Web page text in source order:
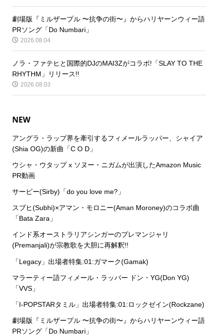
劇場版『ミルザープル 〜抗争の街〜』からハリヤーンウィー語
PRソング「Do Numbari」
2026.08.04
ノラ・ファテヒと国際的DJのMAI3Zがコラボ!「SLAY TO THE
RHYTHM」リリース!!
2026.08.03
NEW
アングラ・ラップ界を牽引するフィメールラッパー、シャイア
(Shia OG)の新曲「C O D」
ウシャ・ウタップ x ソヌー・ニガムが出演したAmazon Music
PR動画
サービー(Sirby)「do you love me?」
スブヒ(Subhi)×アマン・モロニー(Aman Moroney)のコラボ曲
「Bata Zara」
インド系オーストラリアシンガーのプレマンジャリ
(Premanjali)が宗教歌を大胆に再解釈!!
「Legacy」出場者特集:01:ガマーク(Gamak)
マラーティー語フィメール・ラッパー ドン・YG(Don YG)
「VVS」
「I-POPSTARタミル」出場者特集:01:ロックゼイン(Rockzane)
劇場版『ミルザープル 〜抗争の街〜』からハリヤーンウィー語
PRソング「Do Numbari」